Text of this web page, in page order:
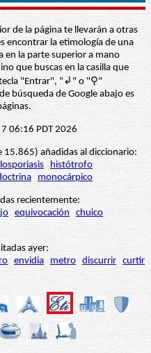
de la página te llevarán a otras
encontrar la etimología de una
en la parte superior a mano
que buscas en la casilla que
tecla "Entrar", "↲" o "⚲"
búsqueda de Google abajo es
06:16 PDT 2026
15.865) añadidas al diccionario:
histótrofo
monocárpico
recientemente:
equivocación
chuico
ayer:
envidia metro discurrir curtir